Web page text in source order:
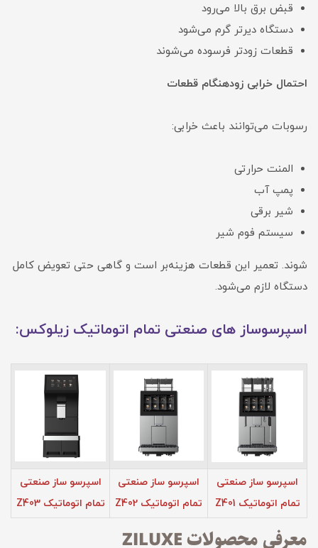
قبض برق بالا می‌رود
دستگاه دیرتر گرم می‌شود
قطعات زودتر فرسوده می‌شوند
احتمال خرابی زودهنگام قطعات
رسوبات می‌توانند باعث خرابی:
المنت حرارتی
پمپ آب
شیر برقی
سیستم فوم شیر
شوند. تعمیر این قطعات هزینه‌بر است و گاهی حتی تعویض کامل
دستگاه لازم می‌شود.
اسپرسوساز های صنعتی تمام اتوماتیک زیلوکس:
اسپرسو ساز صنعتی
تمام اتوماتیک Z401
اسپرسو ساز صنعتی
تمام اتوماتیک Z402
اسپرسو ساز صنعتی
تمام اتوماتیک Z403
معرفی محصولات ZILUXE